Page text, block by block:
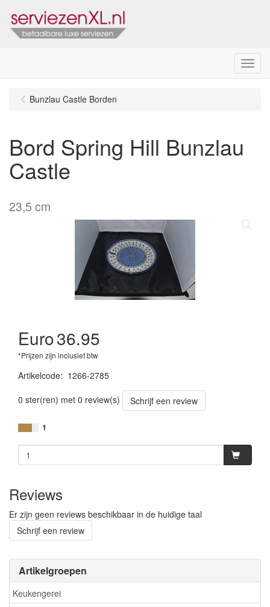
Menu
Artikelgroepen
Keukengerei
Bunzlau Castle Borden
Bord Spring Hill Bunzlau
Castle
23,5 cm
Euro36.95
*Prijzen zijn inclusief btw
Artikelcode: 1266-2785
0 ster(ren) met 0 review(s)
Schrijf een review
1
Reviews
Er zijn geen reviews beschikbaar in de huidige taal
Schrijf een review